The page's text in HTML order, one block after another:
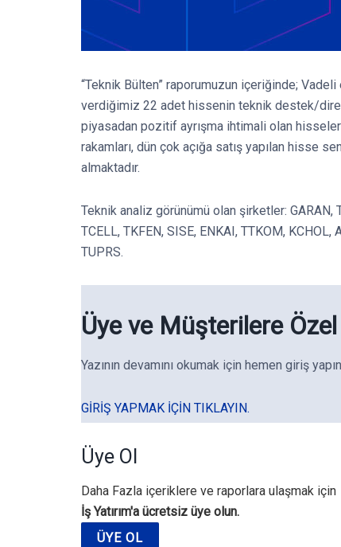
“Teknik Bülten” raporumuzun içeriğinde;
verdiğimiz 22 adet hissenin teknik destek/
piyasadan pozitif ayrışma ihtimali olan
rakamları, dün çok açığa satış yapılan hisse
almaktadır.
Teknik analiz görünümü olan şirketler: GARAN,
TCELL, TKFEN, SISE, ENKAI, TTKOM, KCHOL,
TUPRS.
Üye ve Müşterilere
Yazının devamını okumak için hemen giriş
GIRIŞ YAPMAK IÇIN TIKLAYIN.
Üye Ol
Daha Fazla içeriklere ve raporlara ulaşmak için
İş Yatırım'a ücretsiz üye olun.
ÜYE OL